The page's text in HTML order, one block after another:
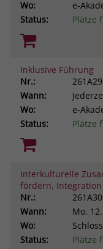
Wo:
e-
Status:
Plätze
Inklusive Führung
Nr.:
261A29
Wann:
Wo:
e-
Status:
Plätze
Interkulturelle
fördern,
Nr.:
261A30
Wann:
Mo.
Wo:
Status:
Plätze